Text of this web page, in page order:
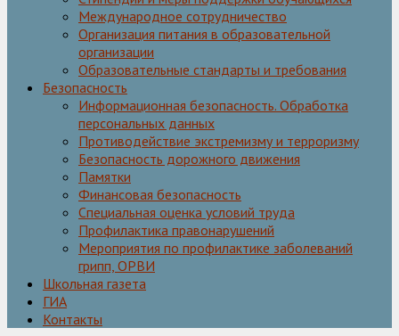
Международное сотрудничество
Организация питания в образовательной
организации
Образовательные стандарты и требования
Безопасность
Информационная безопасность. Обработка
персональных данных
Противодействие экстремизму и терроризму
Безопасность дорожного движения
Памятки
Финансовая безопасность
Специальная оценка условий труда
Профилактика правонарушений
Мероприятия по профилактике заболеваний
грипп, ОРВИ
Школьная газета
ГИА
Контакты